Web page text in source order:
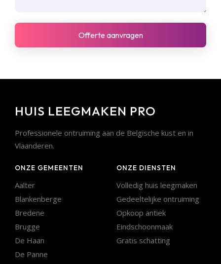
HUIS LEEGMAKEN PRO
Professionele ontruiming aan de Belgische kust en in
Vlaanderen.
ONZE GEMEENTEN
Aalter
Blankenberge
Bredene
Brugge
De Haan
De Panne
ONZE DIENSTEN
Volledig huis leegmaken
Gedeeltelijke ontruiming
Opkoop antiek
Eindschoonmaak
Gratis schatting